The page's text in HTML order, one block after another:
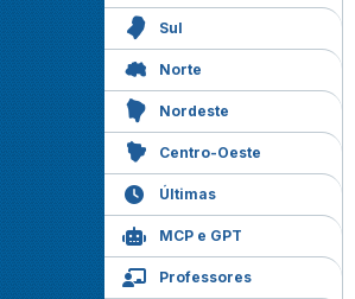
Sul
Norte
Nordeste
Centro-Oeste
Últimas
MCP e GPT
Professores